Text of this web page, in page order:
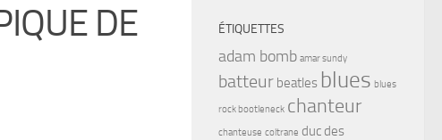
DE
ÉTIQUETTES
adam bomb amar sundy
batteur beatles blues blues
rock bootleneck chanteur
chanteuse coltrane duc des